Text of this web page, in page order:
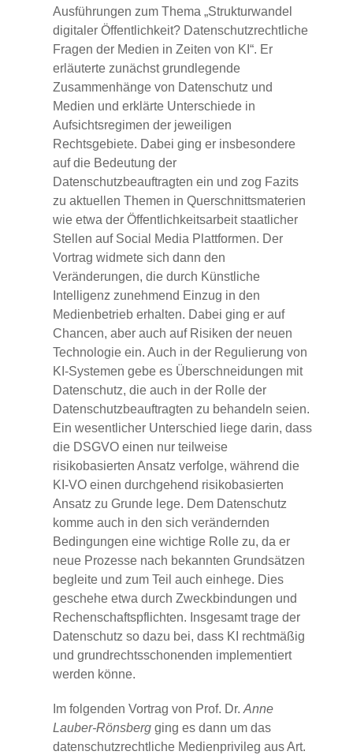
Ausführungen zum Thema „Strukturwandel
digitaler Öffentlichkeit? Datenschutzrechtliche
Fragen der Medien in Zeiten von KI“. Er
erläuterte zunächst grundlegende
Zusammenhänge von Datenschutz und
Medien und erklärte Unterschiede in
Aufsichtsregimen der jeweiligen
Rechtsgebiete. Dabei ging er insbesondere
auf die Bedeutung der
Datenschutzbeauftragten ein und zog Fazits
zu aktuellen Themen in Querschnittsmaterien
wie etwa der Öffentlichkeitsarbeit staatlicher
Stellen auf Social Media Plattformen. Der
Vortrag widmete sich dann den
Veränderungen, die durch Künstliche
Intelligenz zunehmend Einzug in den
Medienbetrieb erhalten. Dabei ging er auf
Chancen, aber auch auf Risiken der neuen
Technologie ein. Auch in der Regulierung von
KI-Systemen gebe es Überschneidungen mit
Datenschutz, die auch in der Rolle der
Datenschutzbeauftragten zu behandeln seien.
Ein wesentlicher Unterschied liege darin, dass
die DSGVO einen nur teilweise
risikobasierten Ansatz verfolge, während die
KI-VO einen durchgehend risikobasierten
Ansatz zu Grunde lege. Dem Datenschutz
komme auch in den sich verändernden
Bedingungen eine wichtige Rolle zu, da er
neue Prozesse nach bekannten Grundsätzen
begleite und zum Teil auch einhege. Dies
geschehe etwa durch Zweckbindungen und
Rechenschaftspflichten. Insgesamt trage der
Datenschutz so dazu bei, dass KI rechtmäßig
und grundrechtsschonenden implementiert
werden könne.
Im folgenden Vortrag von Prof. Dr. Anne
Lauber-Rönsberg ging es dann um das
datenschutzrechtliche Medienprivileg aus Art.